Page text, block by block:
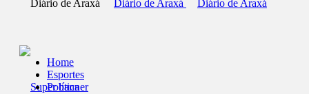
Home
Esportes
Política